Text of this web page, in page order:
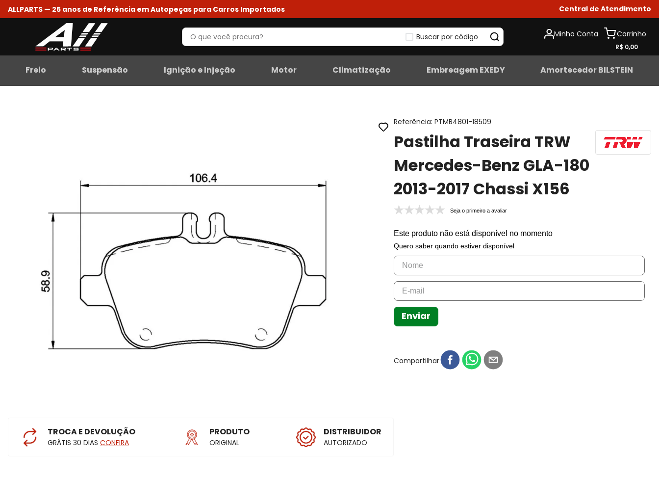
ALLPARTS — 25 anos de Referência em Autopeças para Carros Importados Central de Atendimento
Buscar por código Minha Conta
R$ 0,00
Freio Suspensão Ignição e Injeção Motor Climatização Embreagem EXEDY Amortecedor BILSTEIN
TROCA E DEVOLUÇÃO
GRÁTIS 30 DIAS CONFIRA
PRODUTO
ORIGINAL
DISTRIBUIDOR
AUTORIZADO
Referência:PTMB4801-18509
Pastilha Traseira TRW
Mercedes-Benz GLA-180
2013-2017 Chassi X156
Seja o primeiro a avaliar
Este produto não está disponível no momento
Quero saber quando estiver disponível
Enviar
Compartilhar